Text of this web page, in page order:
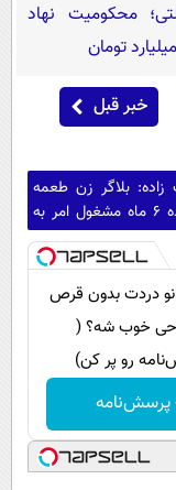
محکومیت نهاد
خبر قبل
بلاگر زن طعمه
کشاندن مداح به قرار مرگ/ رجب زاده 6 ماه مشغول امر به
دردت بدون قرص
خوب شه؟ (
رو پر کن)